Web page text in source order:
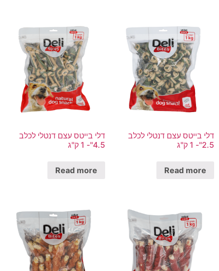
דלי בייטס עצם דנטלי לכלב
2.5"- 1 ק"ג
Read more
דלי בייטס עצם דנטלי לכלב
4.5"- 1 ק"ג
Read more